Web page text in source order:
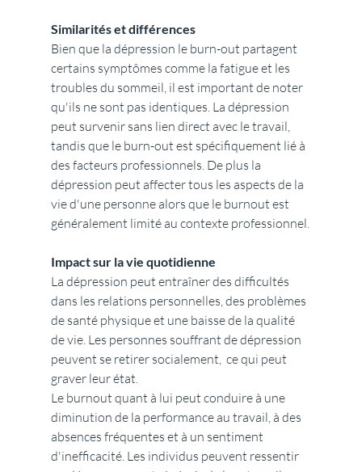
Similarités et différences
Bien que la dépression le burn-out partagent
certains symptômes comme la fatigue et les
troubles du sommeil, il est important de noter
qu'ils ne sont pas identiques. La dépression
peut survenir sans lien direct avec le travail,
tandis que le burn-out est spécifiquement lié à
des facteurs professionnels. De plus la
dépression peut affecter tous les aspects de la
vie d'une personne alors que le burnout est
généralement limité au contexte professionnel.
Impact sur la vie quotidienne
La dépression peut entraîner des difficultés
dans les relations personnelles, des problèmes
de santé physique et une baisse de la qualité
de vie. Les personnes souffrant de dépression
peuvent se retirer socialement,  ce qui peut
graver leur état.
Le burnout quant à lui peut conduire à une
diminution de la performance au travail, à des
absences fréquentes et à un sentiment
d'inefficacité. Les individus peuvent ressentir